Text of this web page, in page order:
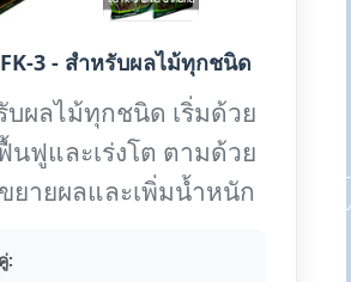
3 - สำหรับผลไม้ทุกชนิด
ผลไม้ทุกชนิด เริ่มด้วย
นฟูและเร่งโต ตามด้วย
ขยายผลและเพิ่มน้ำหนัก
: